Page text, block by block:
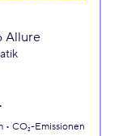
Allure
CO₂-Emissionen